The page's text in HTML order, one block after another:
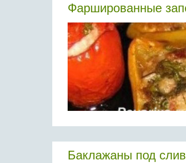
Фаршированные
Баклажаны под